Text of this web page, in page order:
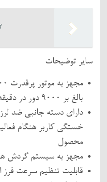
12
سایر توضیحات
بالغ بر 9000 دور در دقیقه
دارای دسته جانبی ضد
خستگی کاربر هنگام
محصول
مجهز به سیستم گردش